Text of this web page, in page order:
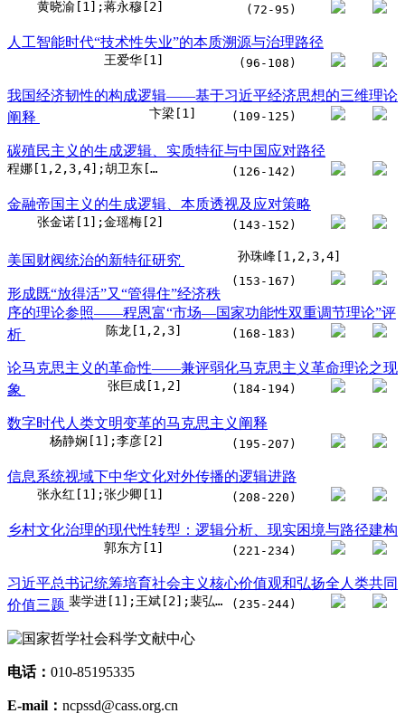
黄晓渝[1];蒋永穆[2] (72-95)
人工智能时代“技术性失业”的本质溯源与治理路径
王爱华[1] (96-108)
我国经济韧性的构成逻辑——基于习近平经济思想的三维理论
阐释
卞梁[1] (109-125)
碳殖民主义的生成逻辑、实质特征与中国应对路径
程娜[1,2,3,4];胡卫东[1];李博文[4,5] (126-142)
金融帝国主义的生成逻辑、本质透视及应对策略
张金诺[1];金瑶梅[2] (143-152)
美国财阀统治的新特征研究 孙珠峰[1,2,3,4]
(153-167)
形成既“放得活”又“管得住”经济秩
序的理论参照——程恩富“市场—国家功能性双重调节理论”评
析
陈龙[1,2,3] (168-183)
论马克思主义的革命性——兼评弱化马克思主义革命理论之现
象
张巨成[1,2] (184-194)
数字时代人类文明变革的马克思主义阐释
杨静娴[1];李彦[2] (195-207)
信息系统视域下中华文化对外传播的逻辑进路
张永红[1];张少卿[1] (208-220)
乡村文化治理的现代性转型：逻辑分析、现实困境与路径建构
郭东方[1] (221-234)
习近平总书记统筹培育社会主义核心价值观和弘扬全人类共同
价值三题
裴学进[1];王斌[2];裴弘杰[3] (235-244)
电话： 010-85195335
E-mail： ncpssd@cass.org.cn